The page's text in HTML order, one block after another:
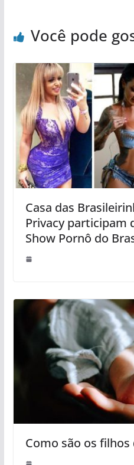
Você pode
Casa das
Privacy participam
Show Pornô do
Como são os